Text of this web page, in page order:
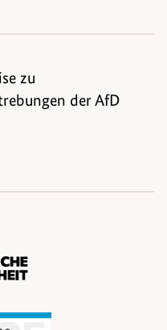
zu
der AfD